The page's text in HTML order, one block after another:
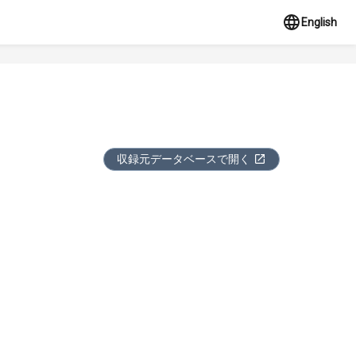
English
収録元データベースで開く